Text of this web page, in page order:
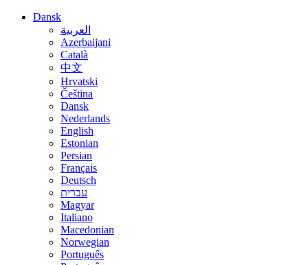
Dansk
العربية
Azerbaijani
Català
中文
Hrvatski
Čeština
Dansk
Nederlands
English
Estonian
Persian
Français
Deutsch
עברית
Magyar
Italiano
Macedonian
Norwegian
Português